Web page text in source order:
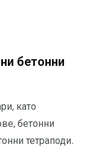
бетонни
като
бетонни
тетраподи.